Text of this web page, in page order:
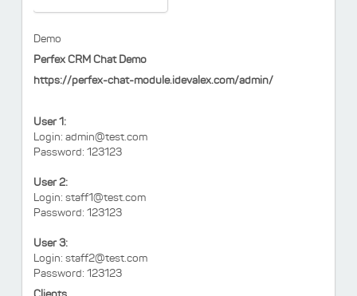
Demo
Perfex CRM Chat Demo
https://perfex-chat-module.idevalex.com/admin/
User 1:
Login: admin@test.com
Password: 123123
User 2:
Login: staff1@test.com
Password: 123123
User 3:
Login: staff2@test.com
Password: 123123